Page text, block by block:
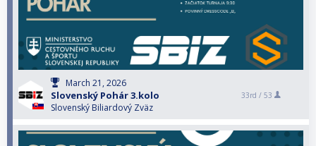
March 21, 2026
Slovenský Pohár 3.kolo
Slovenský Biliardový Zväz
33rd / 53